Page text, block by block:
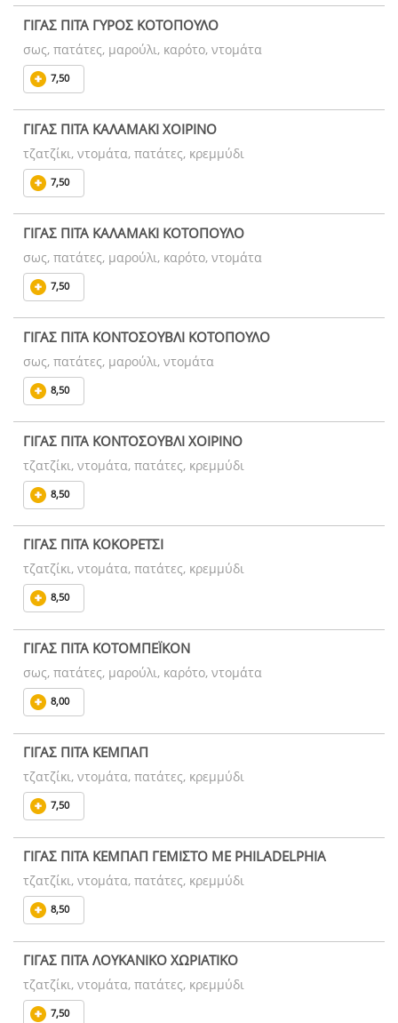
ΓΙΓΑΣ ΠΙΤΑ ΓΥΡΟΣ ΚΟΤΟΠΟΥΛΟ
σως, πατάτες, μαρούλι, καρότο, ντομάτα
7,50
ΓΙΓΑΣ ΠΙΤΑ ΚΑΛΑΜΑΚΙ ΧΟΙΡΙΝΟ
τζατζίκι, ντομάτα, πατάτες, κρεμμύδι
7,50
ΓΙΓΑΣ ΠΙΤΑ ΚΑΛΑΜΑΚΙ ΚΟΤΟΠΟΥΛΟ
σως, πατάτες, μαρούλι, καρότο, ντομάτα
7,50
ΓΙΓΑΣ ΠΙΤΑ ΚΟΝΤΟΣΟΥΒΛΙ ΚΟΤΟΠΟΥΛΟ
σως, πατάτες, μαρούλι, ντομάτα
8,50
ΓΙΓΑΣ ΠΙΤΑ ΚΟΝΤΟΣΟΥΒΛΙ ΧΟΙΡΙΝΟ
τζατζίκι, ντομάτα, πατάτες, κρεμμύδι
8,50
ΓΙΓΑΣ ΠΙΤΑ ΚΟΚΟΡΕΤΣΙ
τζατζίκι, ντομάτα, πατάτες, κρεμμύδι
8,50
ΓΙΓΑΣ ΠΙΤΑ ΚΟΤΟΜΠΕΪΚΟΝ
σως, πατάτες, μαρούλι, καρότο, ντομάτα
8,00
ΓΙΓΑΣ ΠΙΤΑ ΚΕΜΠΑΠ
τζατζίκι, ντομάτα, πατάτες, κρεμμύδι
7,50
ΓΙΓΑΣ ΠΙΤΑ ΚΕΜΠΑΠ ΓΕΜΙΣΤΟ ΜΕ PHILADELPHIA
τζατζίκι, ντομάτα, πατάτες, κρεμμύδι
8,50
ΓΙΓΑΣ ΠΙΤΑ ΛΟΥΚΑΝΙΚΟ ΧΩΡΙΑΤΙΚΟ
τζατζίκι, ντομάτα, πατάτες, κρεμμύδι
7,50